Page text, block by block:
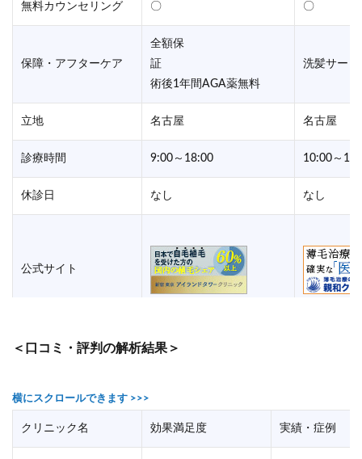
無料カウンセリング 〇 〇
保障・アフターケア
全額保
証
術後1年間AGA薬無料
洗髪サービ
立地 名古屋 名古屋
診療時間 9:00～18:00 10:00～
休診日 なし なし
公式サイト
＜口コミ・評判の解析結果＞
クリニック名 効果満足度 実績・症例